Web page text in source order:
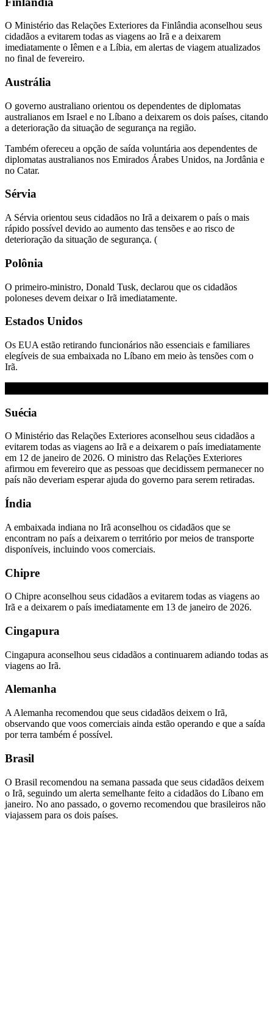
O Ministério das Relações Exteriores da Finlândia aconselhou seus
cidadãos a evitarem todas as viagens ao Irã e a deixarem
imediatamente o Iêmen e a Líbia, em alertas de viagem atualizados
no final de fevereiro.
Austrália
O governo australiano orientou os dependentes de diplomatas
australianos em Israel e no Líbano a deixarem os dois países, citando
a deterioração da situação de segurança na região.
Também ofereceu a opção de saída voluntária aos dependentes de
diplomatas australianos nos Emirados Árabes Unidos, na Jordânia e
no Catar.
Sérvia
A Sérvia orientou seus cidadãos no Irã a deixarem o país o mais
rápido possível devido ao aumento das tensões e ao risco de
deterioração da situação de segurança. (
Polônia
O primeiro-ministro, Donald Tusk, declarou que os cidadãos
poloneses devem deixar o Irã imediatamente.
Estados Unidos
Os EUA estão retirando funcionários não essenciais e familiares
elegíveis de sua embaixada no Líbano em meio às tensões com o
Irã.
Suécia
O Ministério das Relações Exteriores aconselhou seus cidadãos a
evitarem todas as viagens ao Irã e a deixarem o país imediatamente
em 12 de janeiro de 2026. O ministro das Relações Exteriores
afirmou em fevereiro que as pessoas que decidissem permanecer no
país não deveriam esperar ajuda do governo para serem retiradas.
Índia
A embaixada indiana no Irã aconselhou os cidadãos que se
encontram no país a deixarem o território por meios de transporte
disponíveis, incluindo voos comerciais.
Chipre
O Chipre aconselhou seus cidadãos a evitarem todas as viagens ao
Irã e a deixarem o país imediatamente em 13 de janeiro de 2026.
Cingapura
Cingapura aconselhou seus cidadãos a continuarem adiando todas as
viagens ao Irã.
Alemanha
A Alemanha recomendou que seus cidadãos deixem o Irã,
observando que voos comerciais ainda estão operando e que a saída
por terra também é possível.
Brasil
O Brasil recomendou na semana passada que seus cidadãos deixem
o Irã, seguindo um alerta semelhante feito a cidadãos do Líbano em
janeiro. No ano passado, o governo recomendou que brasileiros não
viajassem para os dois países.